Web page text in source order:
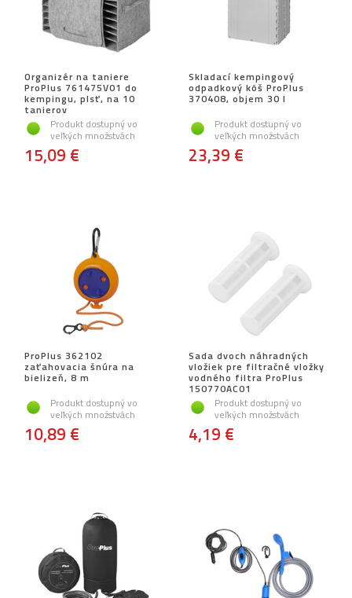
Organizér na taniere
ProPlus 761475V01 do
kempingu, plsť, na 10
tanierov
Produkt dostupný vo
veľkých množstvách
15,09 €
Skladací kempingový
odpadkový kôš ProPlus
370408, objem 30 l
Produkt dostupný vo
veľkých množstvách
23,39 €
ProPlus 362102
zaťahovacia šnúra na
bielizeň, 8 m
Produkt dostupný vo
veľkých množstvách
10,89 €
Sada dvoch náhradných
vložiek pre filtračné vložky
vodného filtra ProPlus
150770AC01
Produkt dostupný vo
veľkých množstvách
4,19 €